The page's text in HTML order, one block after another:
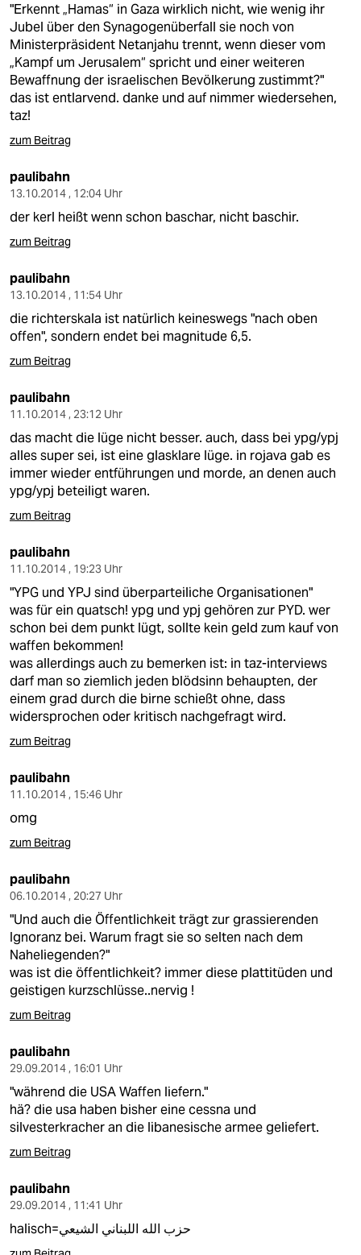
"Erkennt „Hamas“ in Gaza wirklich nicht, wie wenig ihr
Jubel über den Synagogenüberfall sie noch von
Ministerpräsident Netanjahu trennt, wenn dieser vom
„Kampf um Jerusalem“ spricht und einer weiteren
Bewaffnung der israelischen Bevölkerung zustimmt?"
das ist entlarvend. danke und auf nimmer wiedersehen,
taz!
zum Beitrag
paulibahn
13.10.2014 , 12:04 Uhr
der kerl heißt wenn schon baschar, nicht baschir.
zum Beitrag
paulibahn
13.10.2014 , 11:54 Uhr
die richterskala ist natürlich keineswegs "nach oben
offen", sondern endet bei magnitude 6,5.
zum Beitrag
paulibahn
11.10.2014 , 23:12 Uhr
das macht die lüge nicht besser. auch, dass bei ypg/ypj
alles super sei, ist eine glasklare lüge. in rojava gab es
immer wieder entführungen und morde, an denen auch
ypg/ypj beteiligt waren.
zum Beitrag
paulibahn
11.10.2014 , 19:23 Uhr
"YPG und YPJ sind überparteiliche Organisationen"
was für ein quatsch! ypg und ypj gehören zur PYD. wer
schon bei dem punkt lügt, sollte kein geld zum kauf von
waffen bekommen!
was allerdings auch zu bemerken ist: in taz-interviews
darf man so ziemlich jeden blödsinn behaupten, der
einem grad durch die birne schießt ohne, dass
widersprochen oder kritisch nachgefragt wird.
zum Beitrag
paulibahn
11.10.2014 , 15:46 Uhr
omg
zum Beitrag
paulibahn
06.10.2014 , 20:27 Uhr
"Und auch die Öffentlichkeit trägt zur grassierenden
Ignoranz bei. Warum fragt sie so selten nach dem
Naheliegenden?"
was ist die öffentlichkeit? immer diese plattitüden und
geistigen kurzschlüsse..nervig !
zum Beitrag
paulibahn
29.09.2014 , 16:01 Uhr
"während die USA Waffen liefern."
hä? die usa haben bisher eine cessna und
silvesterkracher an die libanesische armee geliefert.
zum Beitrag
paulibahn
29.09.2014 , 11:41 Uhr
halisch=حزب الله اللبناني الشيعي